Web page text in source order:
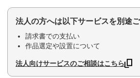
法人の方へは以下サービスを別途
請求書での支払い
作品選定や設置について
法人向けサービスのご相談はこちら